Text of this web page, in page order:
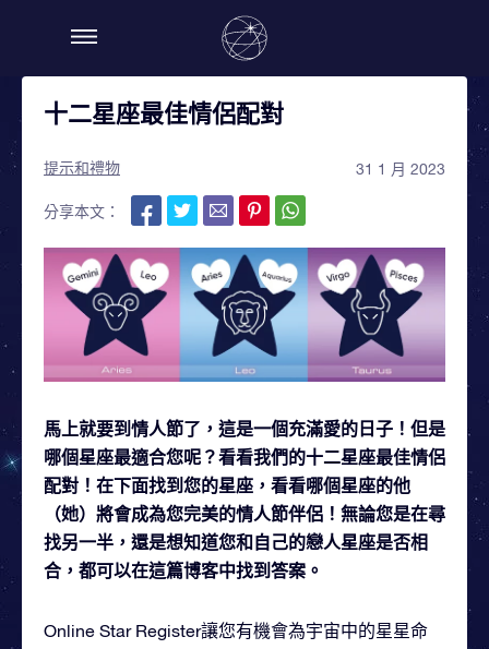
十二星座最佳情侶配對
提示和禮物 31 1 月 2023
分享本文：
馬上就要到情人節了，這是一個充滿愛的日子！但是
哪個星座最適合您呢？看看我們的十二星座最佳情侶
配對！在下面找到您的星座，看看哪個星座的他
（她）將會成為您完美的情人節伴侶！無論您是在尋
找另一半，還是想知道您和自己的戀人星座是否相
合，都可以在這篇博客中找到答案。
Online Star Register讓您有機會為宇宙中的星星命